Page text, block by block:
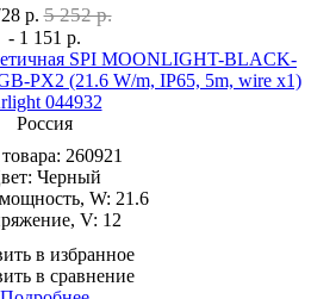
р. 5 252 р.
- 1 151 р.
SPI MOONLIGHT-BLACK-
PX2 (21.6 W/m, IP65, 5m, wire x1)
044932
Россия
260921
Черный
W: 21.6
V: 12
в избранное
в сравнение